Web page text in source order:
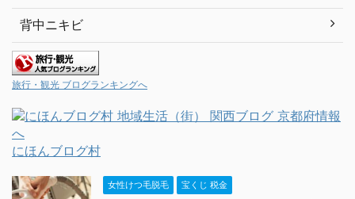
背中ニキビ
旅行・観光 ブログランキングへ
にほんブログ村
女性けつ毛脱毛 宝くじ 税金